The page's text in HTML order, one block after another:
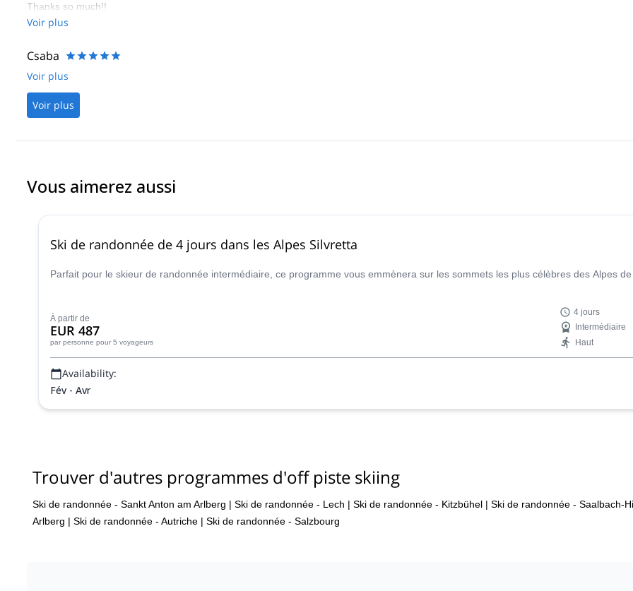
Thanks so much!!
Voir plus
Csaba
Voir plus
Voir plus
Vous aimerez aussi
Ski de randonnée de 4 jours dans les Alpes Silvretta
Parfait pour le skieur de randonnée intermédiaire, ce programme vous emmènera sur les sommets les plus célèbres des Alpes
À partir de
EUR 487
par personne pour 5 voyageurs
4 jours
Intermédiaire
Haut
Availability:
Fév - Avr
Trouver d'autres programmes d'off piste skiing
Ski de randonnée - Sankt Anton am Arlberg | Ski de randonnée - Lech | Ski de randonnée - Kitzbühel | Ski de randonnée - Saalbach-
Arlberg | Ski de randonnée - Autriche | Ski de randonnée - Salzbourg